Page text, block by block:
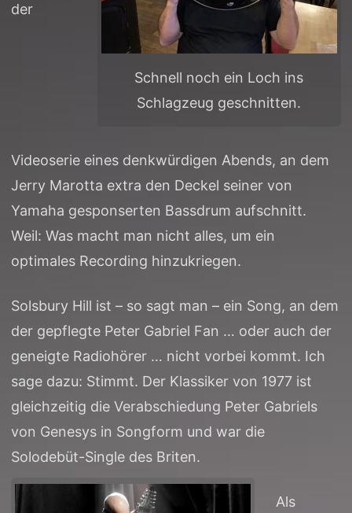
Schnell noch ein Loch ins
Schlagzeug geschnitten.
der
Videoserie eines denkwürdigen Abends, an dem
Jerry Marotta extra den Deckel seiner von
Yamaha gesponserten Bassdrum aufschnitt.
Weil: Was macht man nicht alles, um ein
optimales Recording hinzukriegen.
Solsbury Hill ist – so sagt man – ein Song, an dem
der gepflegte Peter Gabriel Fan … oder auch der
geneigte Radiohörer … nicht vorbei kommt. Ich
sage dazu: Stimmt. Der Klassiker von 1977 ist
gleichzeitig die Verabschiedung Peter Gabriels
von Genesys in Songform und war die
Solodebüt-Single des Briten.
Als